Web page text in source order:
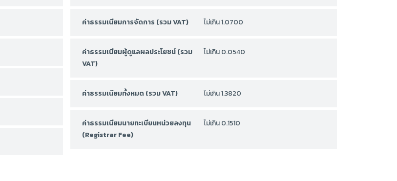
ค่าธรรมเนียมการจัดการ (รวม VAT) ไม่เกิน 1.0700
ค่าธรรมเนียมผู้ดูแลผลประโยชน์ (รวม
VAT)
ไม่เกิน 0.0540
ค่าธรรมเนียมทั้งหมด (รวม VAT) ไม่เกิน 1.3820
ค่าธรรมเนียมนายทะเบียนหน่วยลงทุน
(Registrar Fee)
ไม่เกิน 0.1510